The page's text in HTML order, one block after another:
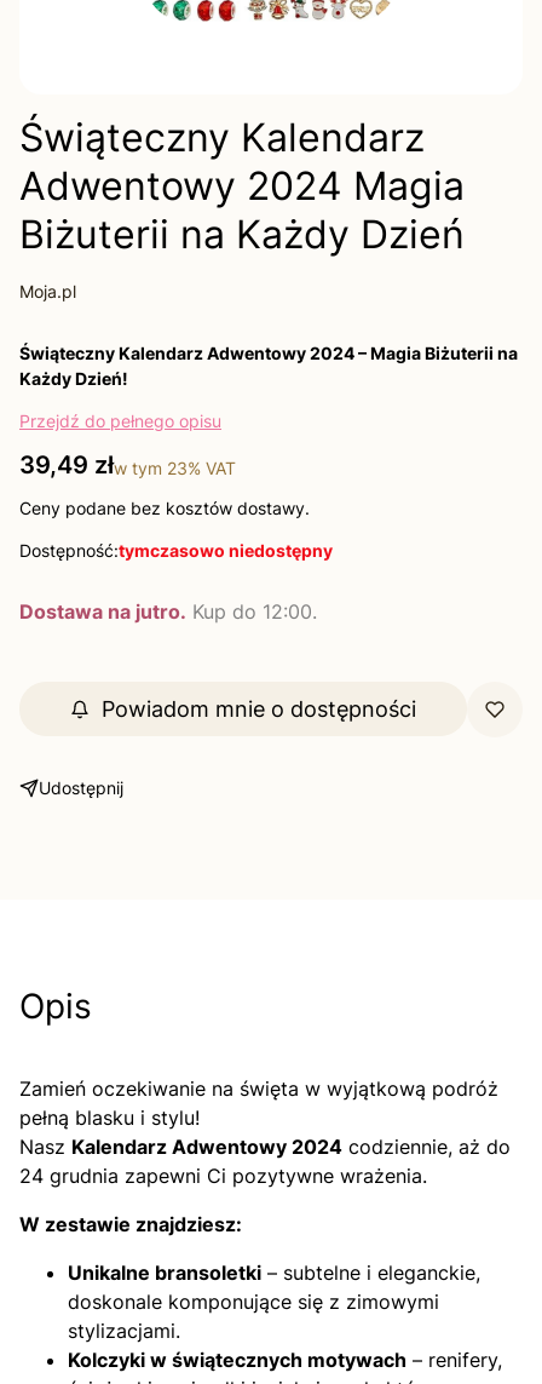
Świąteczny Kalendarz
Adwentowy 2024 Magia
Biżuterii na Każdy Dzień
Moja.pl
Świąteczny Kalendarz Adwentowy 2024 – Magia Biżuterii na
Każdy Dzień!
Przejdź do pełnego opisu
Cena
39,49 złw tym 23% VAT
Ceny podane bez kosztów dostawy.
Dostępność:tymczasowo niedostępny
Dostawa na jutro. Kup do 12:00.
Powiadom mnie o dostępności
Udostępnij
Opis
Zamień oczekiwanie na święta w wyjątkową podróż
pełną blasku i stylu!
Nasz Kalendarz Adwentowy 2024 codziennie, aż do
24 grudnia zapewni Ci pozytywne wrażenia.
W zestawie znajdziesz:
Unikalne bransoletki – subtelne i eleganckie,
doskonale komponujące się z zimowymi
stylizacjami.
Kolczyki w świątecznych motywach – renifery,